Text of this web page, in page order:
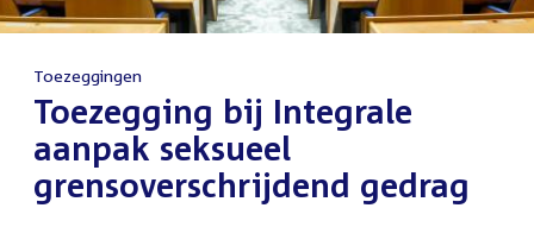
Toezeggingen
:Toezegging bij Integrale
aanpak seksueel
grensoverschrijdend gedrag